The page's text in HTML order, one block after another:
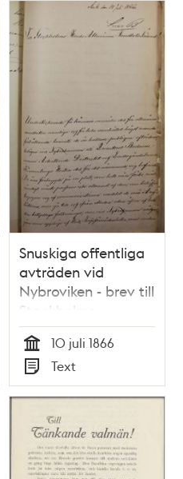
Snuskiga offentliga
avträden vid
Nybroviken - brev till
Stockholms
Allmänna
Sundhetsnämnd 10
juli 1866
Tid
10 juli 1866
Typ
Text